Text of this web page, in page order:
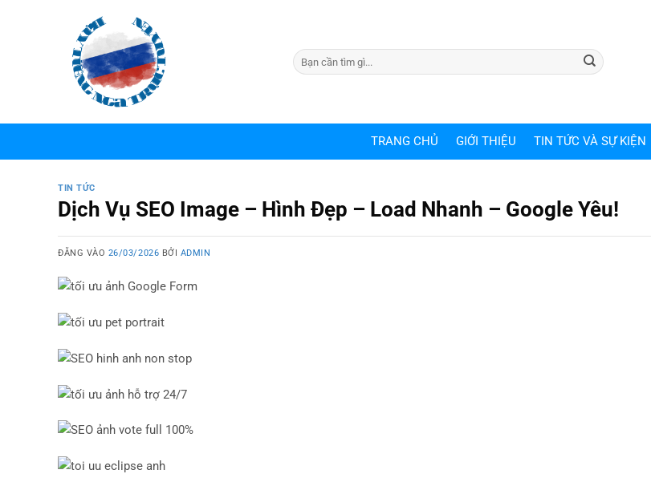
TRANG CHỦ GIỚI THIỆU TIN TỨC VÀ SỰ KIỆN
TIN TỨC
Dịch Vụ SEO Image – Hình Đẹp – Load Nhanh – Google Yêu!
ĐĂNG VÀO 26/03/2026 BỞI ADMIN